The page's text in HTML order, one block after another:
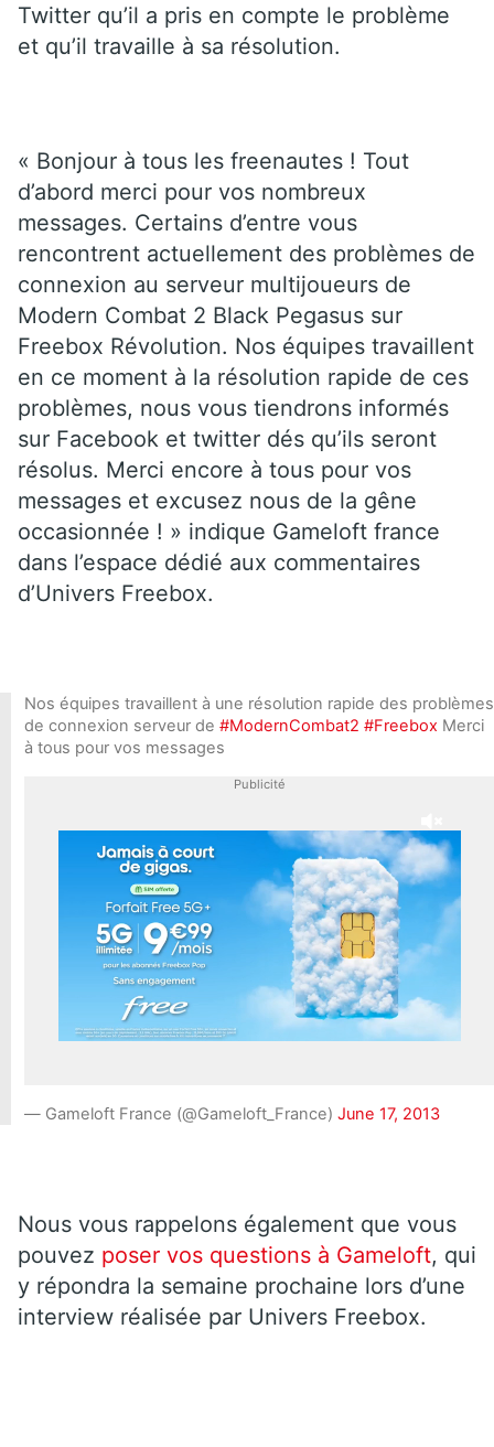
Twitter qu’il a pris en compte le problème
et qu’il travaille à sa résolution.
« Bonjour à tous les freenautes ! Tout
d’abord merci pour vos nombreux
messages. Certains d’entre vous
rencontrent actuellement des problèmes de
connexion au serveur multijoueurs de
Modern Combat 2 Black Pegasus sur
Freebox Révolution. Nos équipes travaillent
en ce moment à la résolution rapide de ces
problèmes, nous vous tiendrons informés
sur Facebook et twitter dés qu’ils seront
résolus. Merci encore à tous pour vos
messages et excusez nous de la gêne
occasionnée ! » indique Gameloft france
dans l’espace dédié aux commentaires
d’Univers Freebox.
Nos équipes travaillent à une résolution rapide des problèmes
de connexion serveur de #ModernCombat2 #Freebox Merci
à tous pour vos messages
Publicité
— Gameloft France (@Gameloft_France) June 17, 2013
Nous vous rappelons également que vous
pouvez poser vos questions à Gameloft, qui
y répondra la semaine prochaine lors d’une
interview réalisée par Univers Freebox.